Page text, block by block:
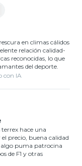
en climas cálidos
relación calidad-
reconocidas, lo que
del deporte.
con IA
hace una
precio, buena calidad
algo puma patrocina
de F1 y otras